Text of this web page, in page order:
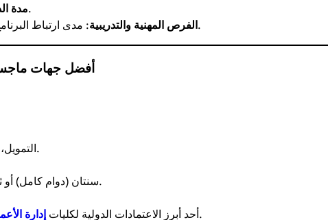
مدة: الخيارات الزمنية المرنة.
الفرص المهنية والتدريبية : مدى ارتباط البرنامج بسوق العمل المحلي والدولي.
أفضل جهات
التمويل،التسويق.
سنتان (دوام كامل) أو ثلاث سنوات (دوام جزئي).
، أحد أبرز الاعتمادات الدولية لكليات إدارة
.